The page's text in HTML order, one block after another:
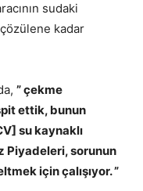
sudaki
kadar
”çekme
ettik, bunun
su kaynaklı
Piyadeleri, sorunun
için çalışıyor. ”